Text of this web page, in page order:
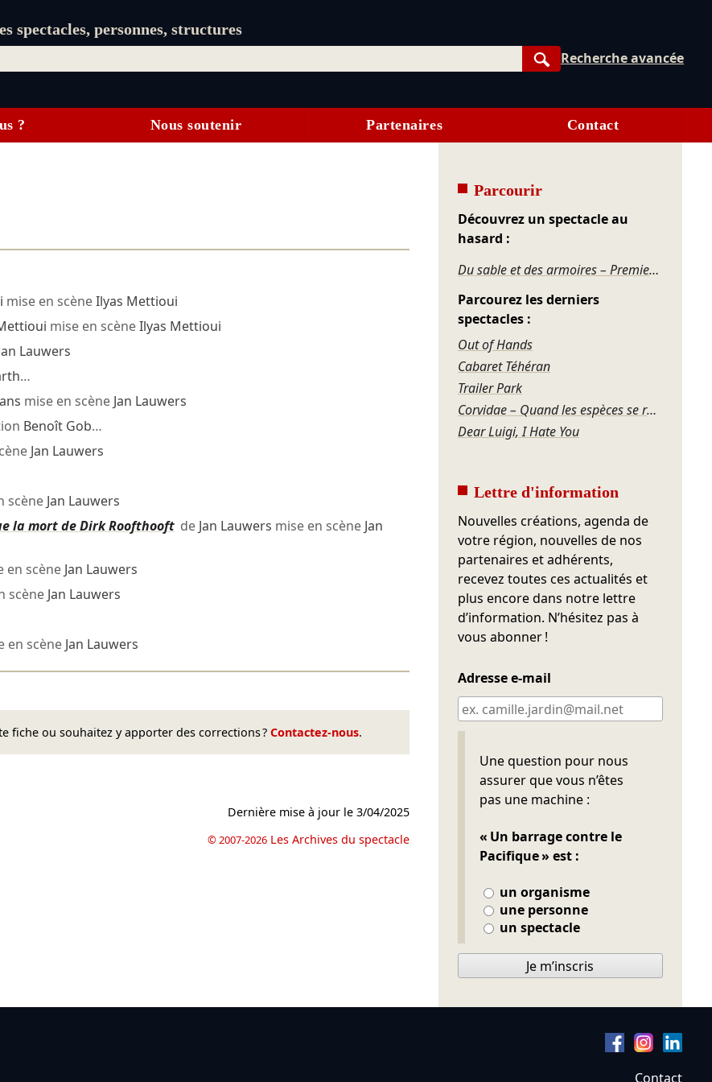
spectacles, personnes, structures
Rechercher
Recherche avancée
? Nous soutenir Partenaires Contact
mise en scèneIlyas Mettioui
mise en scèneIlyas Mettioui
Lauwers
…
mise en scène Jan Lauwers
Benoît Gob…
Jan Lauwers
scène Jan Lauwers
la mort de Dirk Roofthooftde Jan Lauwers mise en scène Jan
en scène Jan Lauwers
scène Jan Lauwers
en scène Jan Lauwers
fiche ou souhaitez y apporter des corrections ? Contactez-nous.
Dernière mise à jour le3/04/2025
© 2007-2026 Les Archives du spectacle
Parcourir
Découvrez un spectacle au
hasard :
Du sable et des armoires – Premier tiroir
Parcourez les derniers
spectacles :
Out of Hands
Cabaret Téhéran
Trailer Park
Corvidae – Quand les espèces se regardent
Dear Luigi, I Hate You
Lettre d'information
Nouvelles créations, agenda de
votre région, nouvelles de nos
partenaires et adhérents,
recevez toutes ces actualités et
plus encore dans notre lettre
d’information. N’hésitez pas à
vous abonner !
Adresse e-mail
Une question pour nous
assurer que vous n’êtes
pas une machine :
« Un barrage contre le
Pacifique » est :
un organisme
une personne
un spectacle
Ne pas remplir
Je m’inscris
Contact